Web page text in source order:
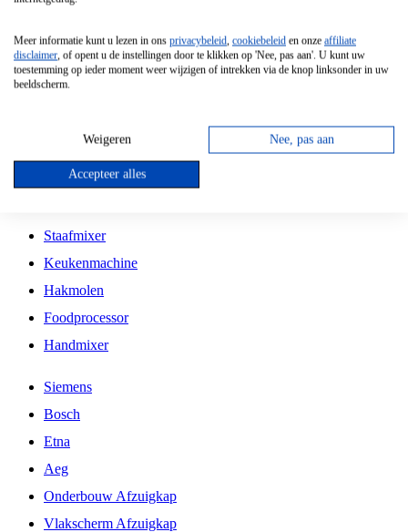
Vrijstaande Magnetron
Vrijstaande Kookplaat
Inbouw Gaskookplaat
Inbouw Keramische Kookplaat
Kookplaat Accessoires
Staafmixer
Keukenmachine
Hakmolen
Foodprocessor
Handmixer
Siemens
Bosch
Etna
Aeg
Onderbouw Afzuigkap
Vlakscherm Afzuigkap
Meer informatie kunt u lezen in ons privacybeleid, cookiebeleid en onze affiliate
disclaimer, of opent u de instellingen door te klikken op 'Nee, pas aan'. U kunt uw
toestemming op ieder moment weer wijzigen of intrekken via de knop linksonder in uw
beeldscherm.
Weigeren Nee, pas aan
Accepteer alles